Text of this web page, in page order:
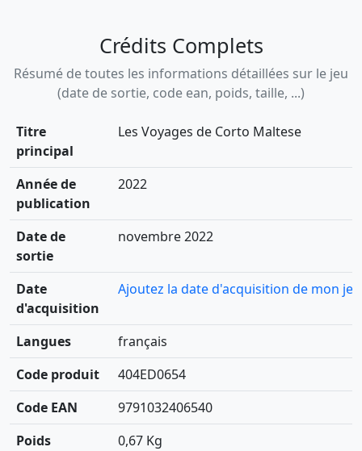
Crédits Complets
Résumé de toutes les informations détaillées sur le jeu
(date de sortie, code ean, poids, taille, ...)
Titre
principal
Les Voyages de Corto Maltese
Année de
publication
2022
Date de
sortie
novembre 2022
Date
d'acquisition
Ajoutez la date d'acquisition de mon jeu
Langues
français
Code produit
404ED0654
Code EAN
9791032406540
Poids
0,67 Kg